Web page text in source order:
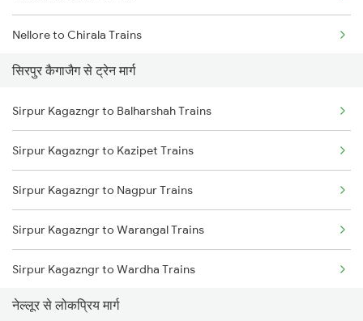
Nellore to Chirala Trains
Nellore to Bapatla Trains
Nellore to Tirupati Trains
Nellore to Renigunta Trains
Nellore to Chennai Trains
Nellore to Rajahmundry Trains
Nellore to Kavali Trains
Nellore to Kazipet Trains
सिरपुर कैगाजैग से ट्रेन मार्ग
Sirpur Kagazngr to Balharshah Trains
Sirpur Kagazngr to Kazipet Trains
Sirpur Kagazngr to Nagpur Trains
Sirpur Kagazngr to Warangal Trains
Sirpur Kagazngr to Wardha Trains
Sirpur Kagazngr to Ramagundam Trains
नेल्लूर से लोकप्रिय मार्ग